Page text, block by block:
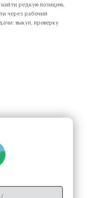
редкую позицию,
через рабочий
выкуп, проверку